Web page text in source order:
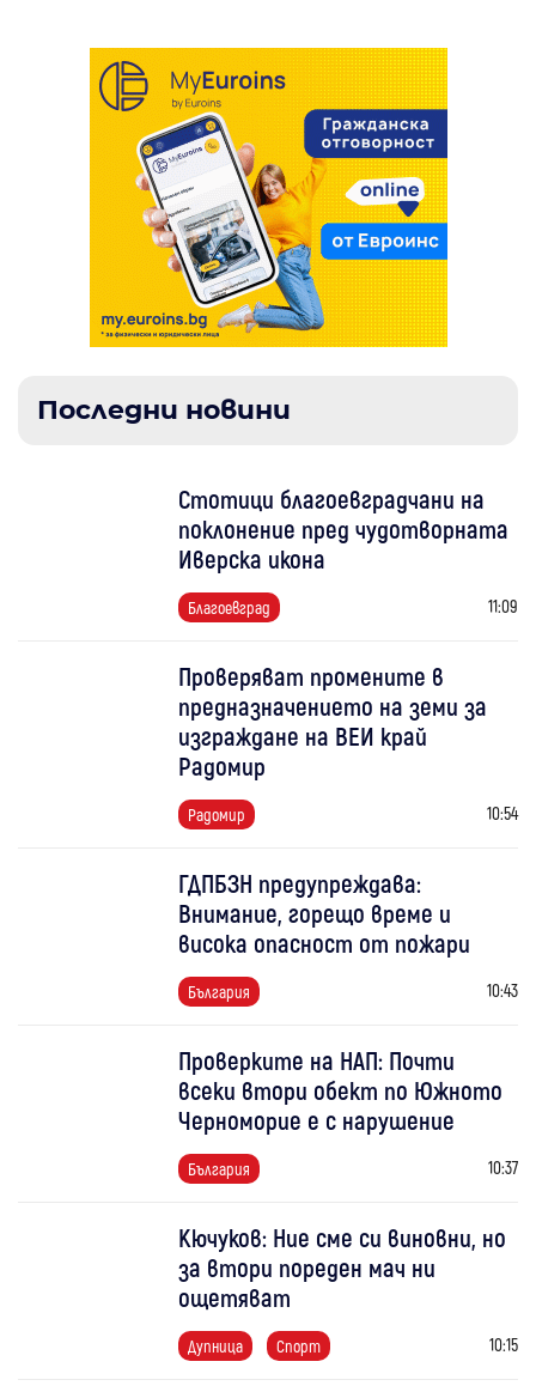
Последни новини
Стотици благоевградчани на
поклонение пред чудотворната
Иверска икона
Благоевград 11:09
Проверяват промените в
предназначението на земи за
изграждане на ВЕИ край
Радомир
Радомир 10:54
ГДПБЗН предупреждава:
Внимание, горещо време и
висока опасност от пожари
България 10:43
Проверките на НАП: Почти
всеки втори обект по Южното
Черноморие е с нарушение
България 10:37
Кючуков: Ние сме си виновни, но
за втори пореден мач ни
ощетяват
Дупница Спорт 10:15